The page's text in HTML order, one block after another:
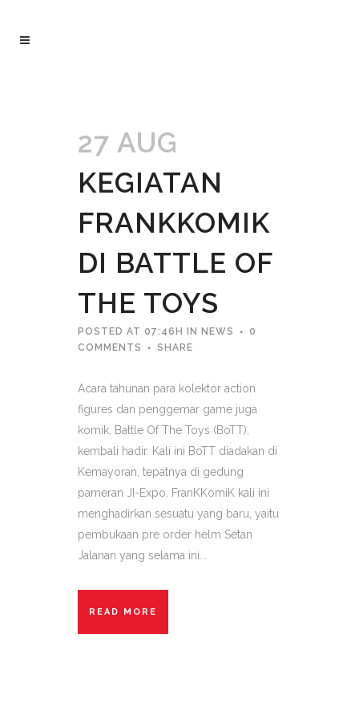
27 AUG
KEGIATAN
FRANKKOMIK
DI BATTLE OF
THE TOYS
POSTED AT 07:46H IN NEWS
0
COMMENTS
SHARE
Acara tahunan para kolektor action
figures dan penggemar game juga
komik, Battle Of The Toys (BoTT),
kembali hadir. Kali ini BoTT diadakan di
Kemayoran, tepatnya di gedung
pameran JI-Expo. FranKKomiK kali ini
menghadirkan sesuatu yang baru, yaitu
pembukaan pre order helm Setan
Jalanan yang selama ini...
READ MORE